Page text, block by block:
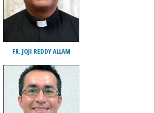
FR. JOJI REDDY ALLAM